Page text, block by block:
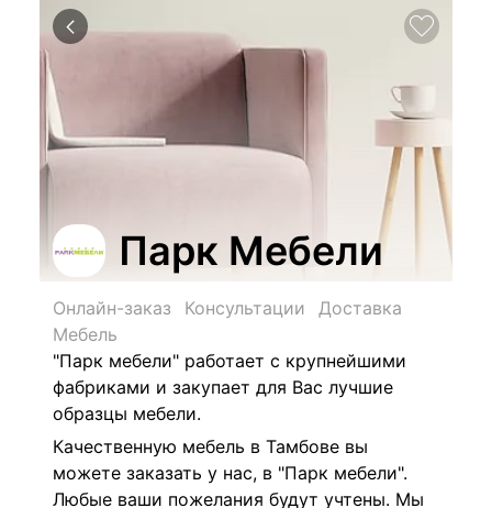
Парк Мебели
Онлайн-заказ Консультации
Доставка
Мебель
"Парк мебели" работает с крупнейшими
фабриками и закупает для Вас лучшие
образцы мебели.
Качественную мебель в Тамбове вы
можете заказать у нас, в "Парк мебели".
Любые ваши пожелания будут учтены. Мы